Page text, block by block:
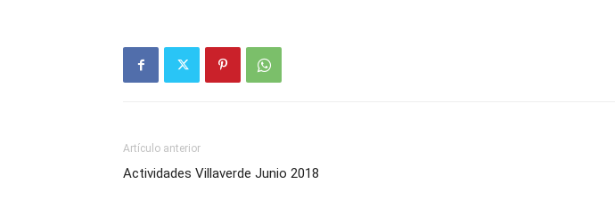
Artículo anterior
Actividades Villaverde Junio 2018